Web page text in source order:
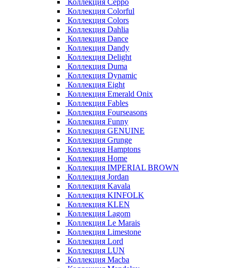
Коллекция Ceppo
Коллекция Colorful
Коллекция Colors
Коллекция Dahlia
Коллекция Dance
Коллекция Dandy
Коллекция Delight
Коллекция Duma
Коллекция Dynamic
Коллекция Eight
Коллекция Emerald Onix
Коллекция Fables
Коллекция Fourseasons
Коллекция Funny
Коллекция GENUINE
Коллекция Grunge
Коллекция Hamptons
Коллекция Home
Коллекция IMPERIAL BROWN
Коллекция Jordan
Коллекция Kavala
Коллекция KINFOLK
Коллекция KLEN
Коллекция Lagom
Коллекция Le Marais
Коллекция Limestone
Коллекция Lord
Коллекция LUN
Коллекция Macba